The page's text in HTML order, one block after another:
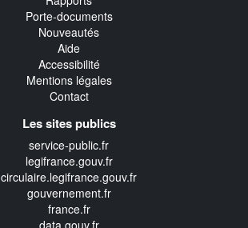
Porte-documents
Nouveautés
Aide
Accessibilité
Mentions légales
Contact
Les sites publics
service-public.fr
legifrance.gouv.fr
circulaire.legifrance.gouv.fr
gouvernement.fr
france.fr
data.gouv.fr